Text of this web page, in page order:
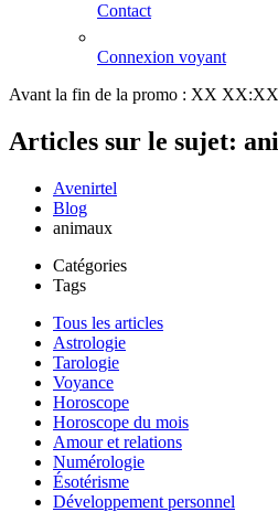
Contact
Connexion voyant
Avant la fin de la promo : XX
Articles sur le sujet:
Avenirtel
Blog
animaux
Catégories
Tags
Tous les articles
Astrologie
Tarologie
Voyance
Horoscope
Horoscope du mois
Amour et relations
Numérologie
Ésotérisme
Développement personnel